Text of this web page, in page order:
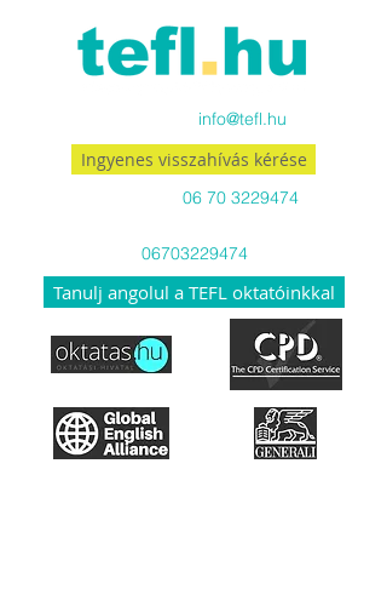
info@tefl.hu
Ingyenes visszahívás kérése
06 70 3229474
06703229474
Tanulj angolul a TEFL oktatóinkkal